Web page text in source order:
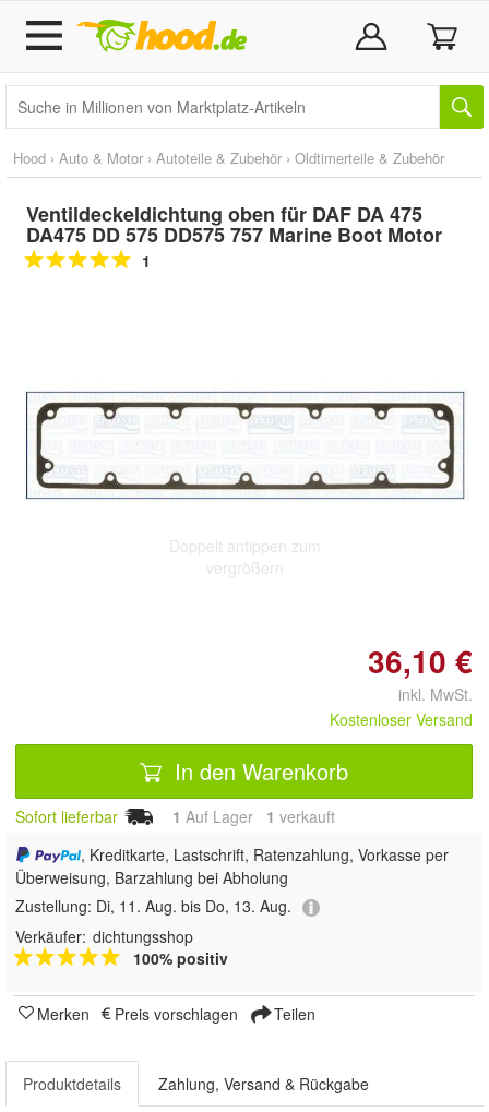
Hood › Auto & Motor › Autoteile & Zubehör › Oldtimerteile & Zubehör
Ventildeckeldichtung oben für DAF DA 475
DA475 DD 575 DD575 757 Marine Boot Motor
1
Doppelt antippen zum
vergrößern
36,10 €
inkl. MwSt.
Kostenloser Versand
In den Warenkorb
Sofort lieferbar 1 Auf Lager 1 verkauft
, Kreditkarte, Lastschrift, Ratenzahlung, Vorkasse per
Überweisung, Barzahlung bei Abholung
Zustellung: Di, 11. Aug. bis Do, 13. Aug.
Verkäufer: dichtungsshop
100% positiv
Merken Preis vorschlagen Teilen
Produktdetails Zahlung, Versand & Rückgabe